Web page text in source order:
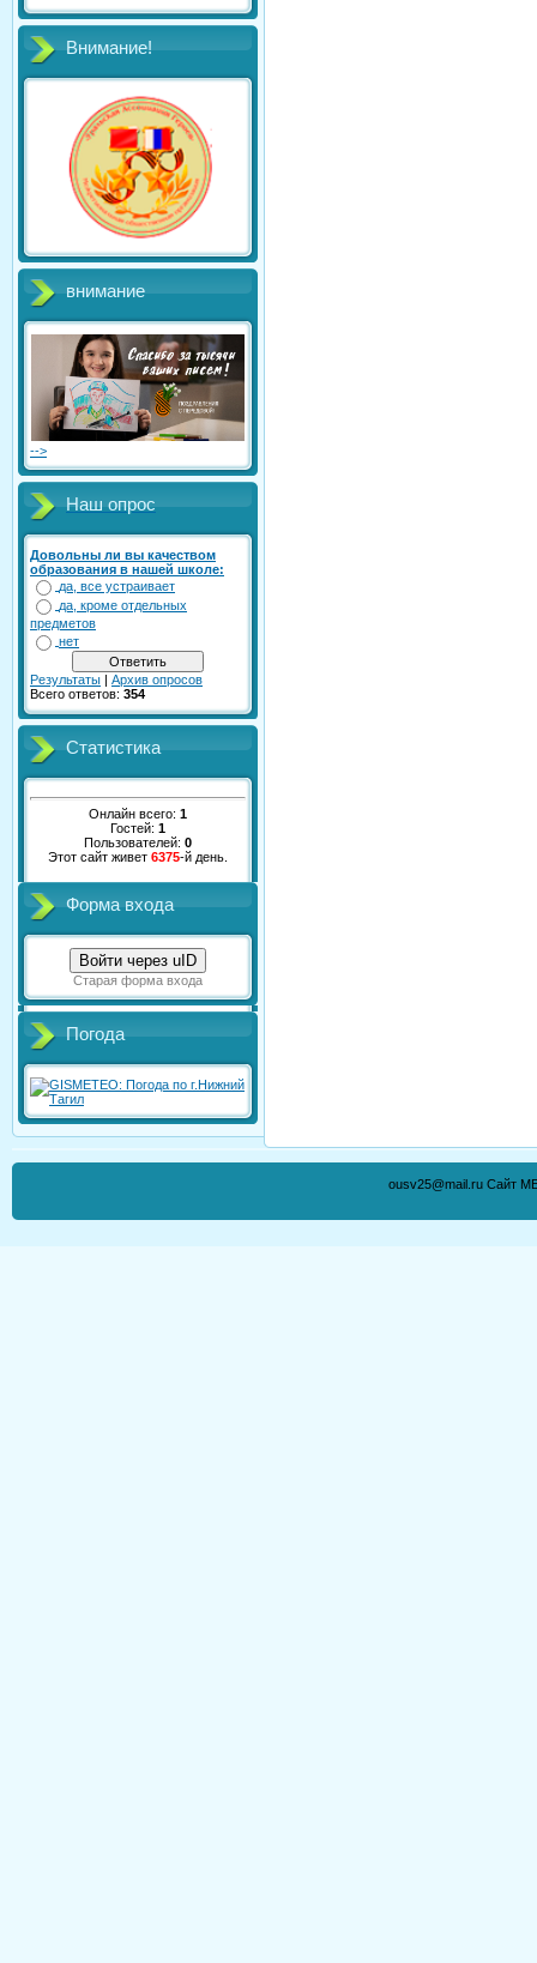
Внимание!
внимание
-->
Наш опрос
Довольны ли вы качеством
образования в нашей школе:
да, все устраивает
да, кроме отдельных
предметов
нет
Результаты | Архив опросов
Всего ответов: 354
Статистика
Онлайн всего: 1
Гостей: 1
Пользователей: 0
Этот сайт живет 6375-й день.
Форма входа
Войти через uID
Старая форма входа
Погода
ousv25@mail.ru Сайт